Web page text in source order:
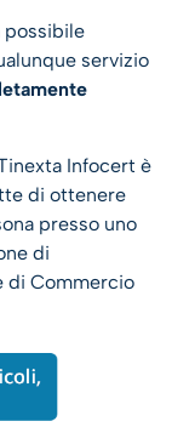
possibile
servizio
Infocert è
di ottenere
presso uno
di
di Commercio